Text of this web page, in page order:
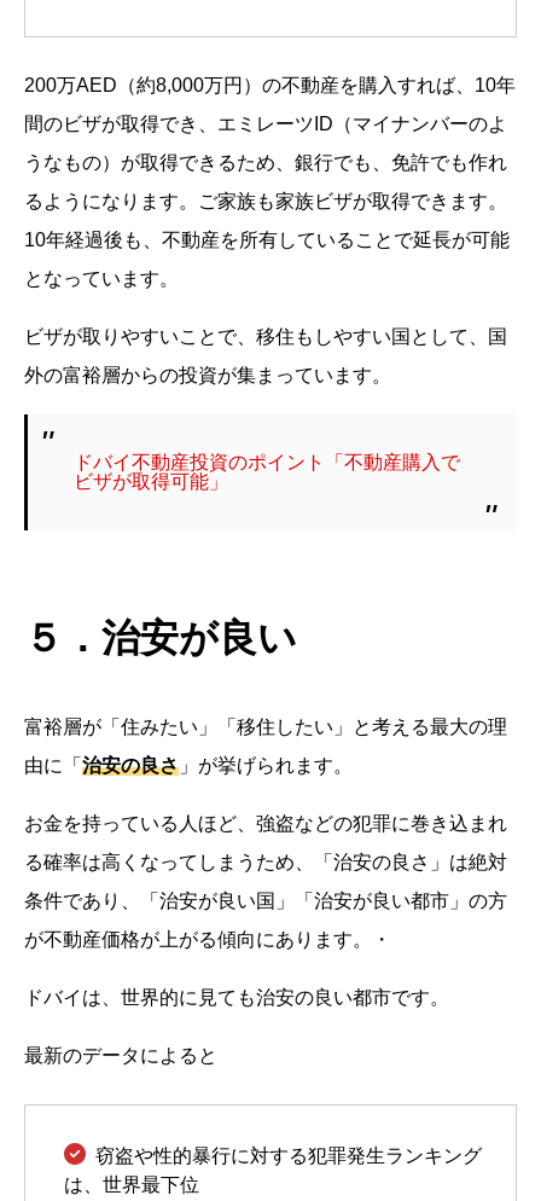
200万AED（約8,000万円）の不動産を購入すれば、10年
間のビザが取得でき、エミレーツID（マイナンバーのよ
うなもの）が取得できるため、銀行でも、免許でも作れ
るようになります。ご家族も家族ビザが取得できます。
10年経過後も、不動産を所有していることで延長が可能
となっています。
ビザが取りやすいことで、移住もしやすい国として、国
外の富裕層からの投資が集まっています。
ドバイ不動産投資のポイント「不動産購入で
ビザが取得可能」
５．治安が良い
富裕層が「住みたい」「移住したい」と考える最大の理
由に「 治安の良さ 」が挙げられます。
お金を持っている人ほど、強盗などの犯罪に巻き込まれ
る確率は高くなってしまうため、「治安の良さ」は絶対
条件であり、「治安が良い国」「治安が良い都市」の方
が不動産価格が上がる傾向にあります。・
ドバイは、世界的に見ても治安の良い都市です。
最新のデータによると
窃盗や性的暴行に対する犯罪発生ランキング
は、世界最下位